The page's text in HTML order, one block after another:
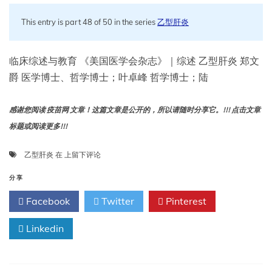
This entry is part 48 of 50 in the series乙型肝炎
临床综述与教育 《美国医学会杂志》｜综述 乙型肝炎 郑文
爵 医学博士、哲学博士；叶卓峰 哲学博士；陆
感谢您阅读 疫苗网 文章！这篇文章是公开的，所以请随时分享它。!!! 点击文章
标题或阅读更多!!!
乙型肝炎 在 乙
炎：
综
述
上留下评论
分享
Facebook Twitter Pinterest
Linkedin